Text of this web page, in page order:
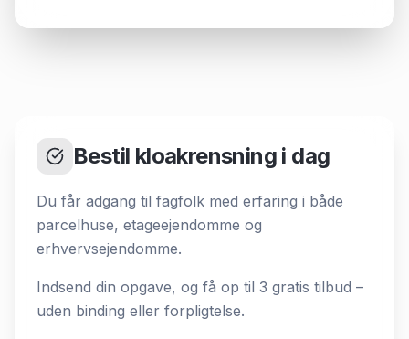
Bestil kloakrensning i dag
Du får adgang til fagfolk med erfaring i både
parcelhuse, etageejendomme og
erhvervsejendomme.
Indsend din opgave, og få op til 3 gratis tilbud –
uden binding eller forpligtelse.